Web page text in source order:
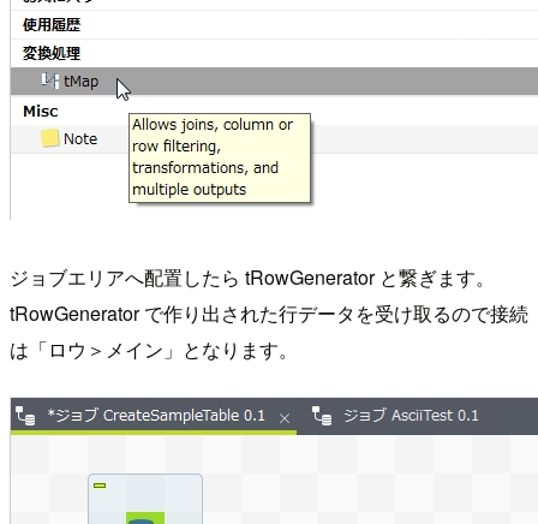
ジョブエリアへ配置したら tRowGenerator と繋ぎます。
tRowGenerator で作り出された行データを受け取るので接続
は「ロウ＞メイン」となります。